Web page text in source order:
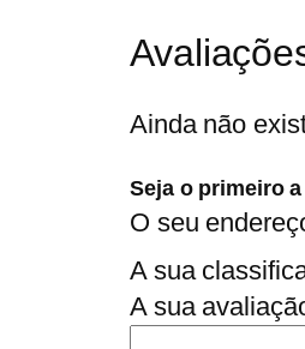
Ainda não
Seja o primeiro
O seu
A sua
A sua